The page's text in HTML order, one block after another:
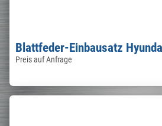
Blattfeder-Einbausatz
Preis auf Anfrage